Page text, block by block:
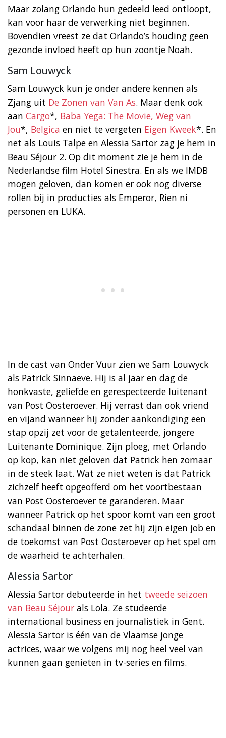
Maar zolang Orlando hun gedeeld leed ontloopt,
kan voor haar de verwerking niet beginnen.
Bovendien vreest ze dat Orlando’s houding geen
gezonde invloed heeft op hun zoontje Noah.
Sam Louwyck
Sam Louwyck kun je onder andere kennen als
Zjang uit De Zonen van Van As. Maar denk ook
aan Cargo*, Baba Yega: The Movie, Weg van
Jou*, Belgica en niet te vergeten Eigen Kweek*. En
net als Louis Talpe en Alessia Sartor zag je hem in
Beau Séjour 2. Op dit moment zie je hem in de
Nederlandse film Hotel Sinestra. En als we IMDB
mogen geloven, dan komen er ook nog diverse
rollen bij in producties als Emperor, Rien ni
personen en LUKA.
In de cast van Onder Vuur zien we Sam Louwyck
als Patrick Sinnaeve. Hij is al jaar en dag de
honkvaste, geliefde en gerespecteerde luitenant
van Post Oosteroever. Hij verrast dan ook vriend
en vijand wanneer hij zonder aankondiging een
stap opzij zet voor de getalenteerde, jongere
Luitenante Dominique. Zijn ploeg, met Orlando
op kop, kan niet geloven dat Patrick hen zomaar
in de steek laat. Wat ze niet weten is dat Patrick
zichzelf heeft opgeofferd om het voortbestaan
van Post Oosteroever te garanderen. Maar
wanneer Patrick op het spoor komt van een groot
schandaal binnen de zone zet hij zijn eigen job en
de toekomst van Post Oosteroever op het spel om
de waarheid te achterhalen.
Alessia Sartor
Alessia Sartor debuteerde in het tweede seizoen
van Beau Séjour als Lola. Ze studeerde
international business en journalistiek in Gent.
Alessia Sartor is één van de Vlaamse jonge
actrices, waar we volgens mij nog heel veel van
kunnen gaan genieten in tv-series en films.